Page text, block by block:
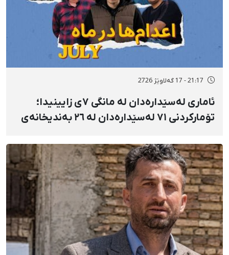
21:17 - 17 گەلاوێژ 2726
ئاماری لەسێدارەدان لە مانگی ٧ی زایینیدا؛
تۆمارکردنی ٧١ لەسێدارەدان لە ٢٦ بەندیخانەی
شوێنی نادیار و لەبەر چاوی خەڵکەوە